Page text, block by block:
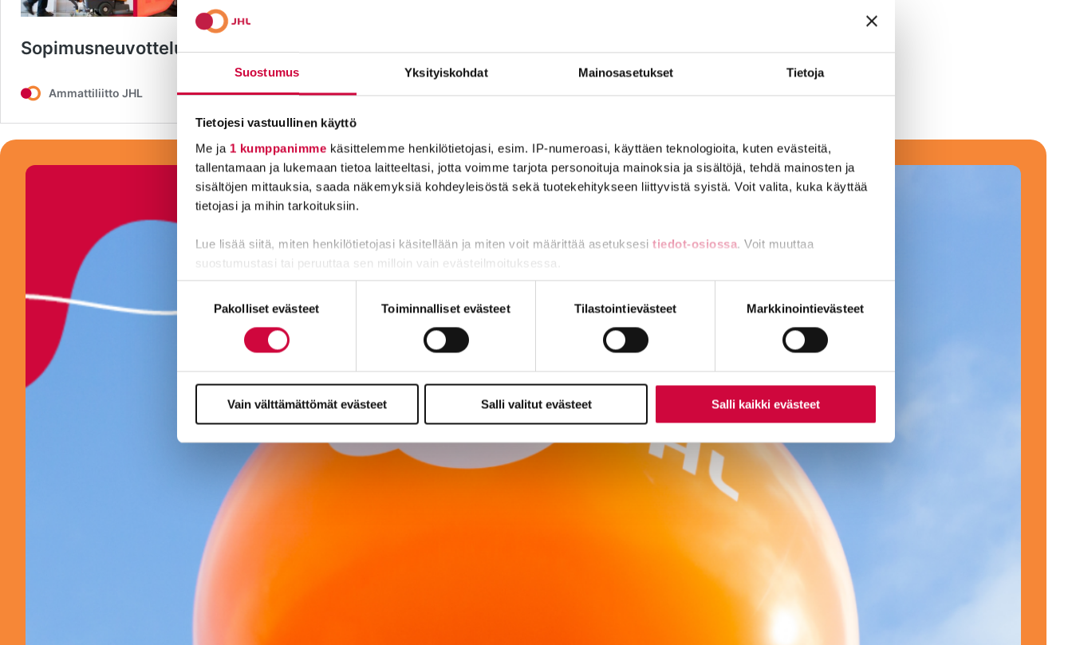
Suostumus Yksityiskohdat Mainosasetukset Tietoja
Tietojesi vastuullinen käyttö
Me ja 1 kumppanimme käsittelemme henkilötietojasi, esim. IP-numeroasi, käyttäen teknologioita, kuten evästeitä,
tallentamaan ja lukemaan tietoa laitteeltasi, jotta voimme tarjota personoituja mainoksia ja sisältöjä, tehdä mainosten ja
sisältöjen mittauksia, saada näkemyksiä kohdeyleisöstä sekä tuotekehitykseen liittyvistä syistä. Voit valita, kuka käyttää
tietojasi ja mihin tarkoituksiin.
Lue lisää siitä, miten henkilötietojasi käsitellään ja miten voit määrittää asetuksesi tiedot-osiossa. Voit muuttaa
suostumustasi tai peruuttaa sen milloin vain evästeilmoituksessa.
Evästeistä osa on välttämättömiä, osa sivuston toimintaa parantavia, ja osaa käytetään tilastointi- tai
valinta
Pakolliset evästeet Toiminnalliset evästeet Tilastointievästeet Markkinointievästeet
Vain välttämättömät evästeet Salli valitut evästeet Salli kaikki evästeet